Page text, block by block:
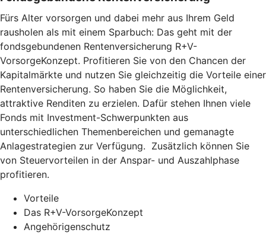
Fürs Alter vorsorgen und dabei mehr aus Ihrem Geld
rausholen als mit einem Sparbuch: Das geht mit der
fondsgebundenen Rentenversicherung R+V-
VorsorgeKonzept. Profitieren Sie von den Chancen der
Kapitalmärkte und nutzen Sie gleichzeitig die Vorteile einer
Rentenversicherung. So haben Sie die Möglichkeit,
attraktive Renditen zu erzielen. Dafür stehen Ihnen viele
Fonds mit Investment-Schwerpunkten aus
unterschiedlichen Themenbereichen und gemanagte
Anlagestrategien zur Verfügung. Zusätzlich können Sie
von Steuervorteilen in der Anspar- und Auszahlphase
profitieren.
Vorteile
Das R+V-VorsorgeKonzept
Angehörigenschutz